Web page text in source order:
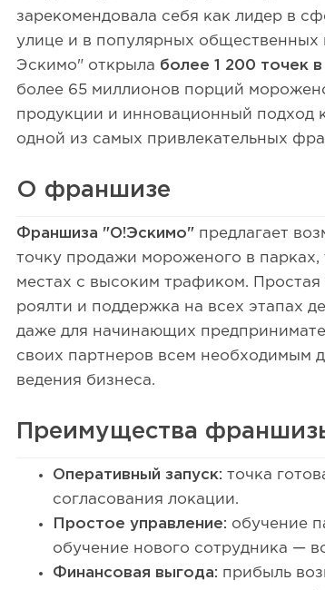
зарекомендовала себя как лидер в
улице и в популярных общественных
Эскимо" открыла более 1 200 точек
более 65 миллионов порций
продукции и инновационный подход
одной из самых привлекательных
О франшизе
Франшиза "О!Эскимо" предлагает
точку продажи мороженого в парках,
местах с высоким трафиком. Простая
роялти и поддержка на всех этапах
даже для начинающих
своих партнеров всем необходимым
ведения бизнеса.
Преимущества
Оперативный запуск: точка
согласования локации.
Простое управление: обучение
обучение нового сотрудника —
Финансовая выгода: прибыль